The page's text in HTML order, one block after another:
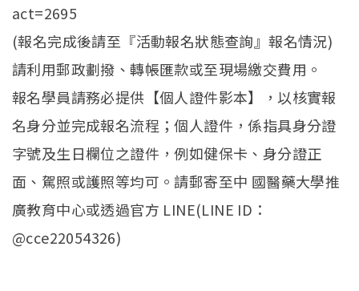
act=2695
(報名完成後請至『活動報名狀態查詢』報名情況)
請利用郵政劃撥、轉帳匯款或至現場繳交費用。
報名學員請務必提供【個人證件影本】，以核實報
名身分並完成報名流程；個人證件，係指具身分證
字號及生日欄位之證件，例如健保卡、身分證正
面、駕照或護照等均可。請郵寄至中 國醫藥大學推
廣教育中心或透過官方 LINE(LINE ID：
@cce22054326)